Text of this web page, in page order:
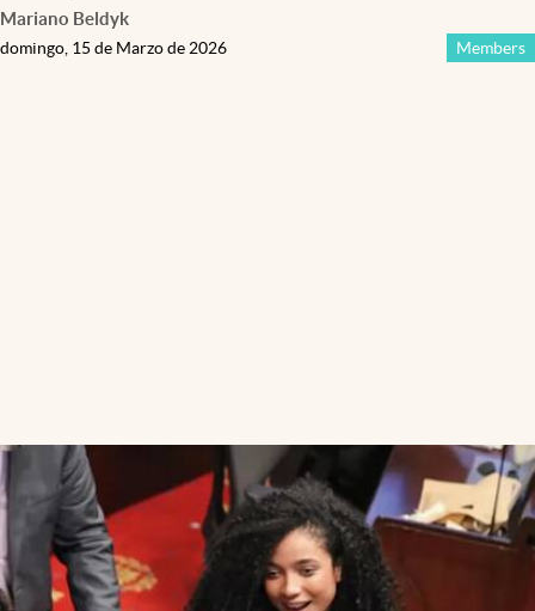
Mariano Beldyk
Members
domingo, 15 de Marzo de 2026